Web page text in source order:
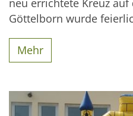
Göttelborn wurde
Mehr